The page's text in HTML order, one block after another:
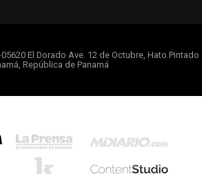
El Dorado Ave. 12 de Octubre, Hato Pintado
República de Panamá